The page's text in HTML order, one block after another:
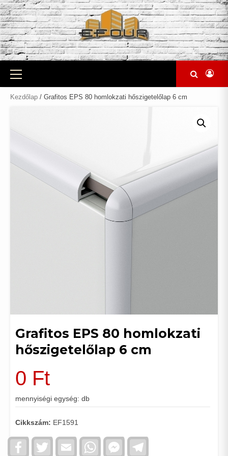
Skip
to
content
Primary
Menu
Kezdőlap / Grafitos EPS 80 homlokzati hőszigetelőlap 6 cm
Grafitos EPS 80 homlokzati
hőszigetelőlap 6 cm
0 Ft
mennyiségi egység: db
Cikkszám: EF1591
FacebookTwitter Email WhatsAppFacebook
Messenger